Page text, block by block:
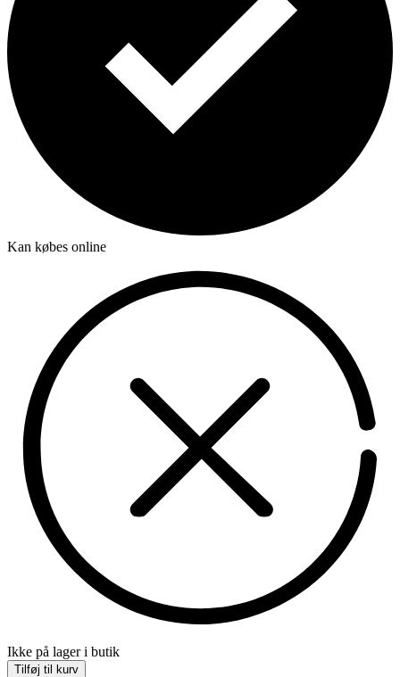
Kan købes online
Ikke på lager i butik
Tilføj til kurv